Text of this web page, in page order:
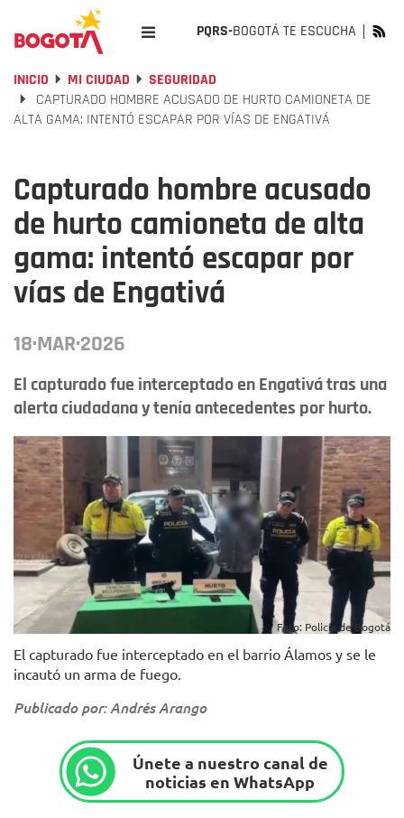
PQRS-BOGOTÁ TE ESCUCHA
INICIO MI CIUDAD
SEGURIDAD
CAPTURADO HOMBRE ACUSADO DE HURTO CAMIONETA DE
ALTA GAMA: INTENTÓ ESCAPAR POR VÍAS DE ENGATIVÁ
Capturado hombre acusado
de hurto camioneta de alta
gama: intentó escapar por
vías de Engativá
18·MAR·2026
El capturado fue interceptado en Engativá tras una
alerta ciudadana y tenía antecedentes por hurto.
Foto: Policía de Bogotá
El capturado fue interceptado en el barrio Álamos y se le
incautó un arma de fuego.
Publicado por: Andrés Arango
Únete a nuestro canal de
noticias en WhatsApp